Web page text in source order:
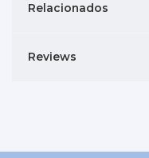
Relacionados
Reviews